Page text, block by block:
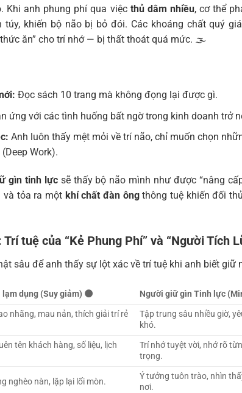
Khi anh phung phí qua việc thủ dâm nhiều, cơ thể
khiến bộ não bị bỏ đói. Các khoáng chất quý
ăn” cho trí nhớ — bị thất thoát quá mức. 🌫️
Đọc sách 10 trang mà không đọng lại được gì.
ứng với các tình huống bất ngờ trong kinh doanh trở
Anh luôn thấy mệt mỏi về trí não, chỉ muốn chọn
Work).
gìn tinh lựcsẽ thấy bộ não mình như được “nâng
và tỏa ra một khí chất đàn ôngthông tuệ khiến đối
tuệ của “Kẻ Phung Phí” và “Người Tích
sâu để anh thấy sự lột xác về trí tuệ khi anh biết giữ
lạm dụng (Suy giảm) 🌑 Người giữ gìn Tinh lực
nhãng, mau nản, thích giải trí rẻ
Tập trung sâu nhiều giờ,
khó.
tên khách hàng, số liệu, lịch
Trí nhớ tuyệt vời, nhớ rõ
trọng.
nghèo nàn, lặp lại lối mòn.
Ý tưởng tuôn trào, nhìn
nơi.